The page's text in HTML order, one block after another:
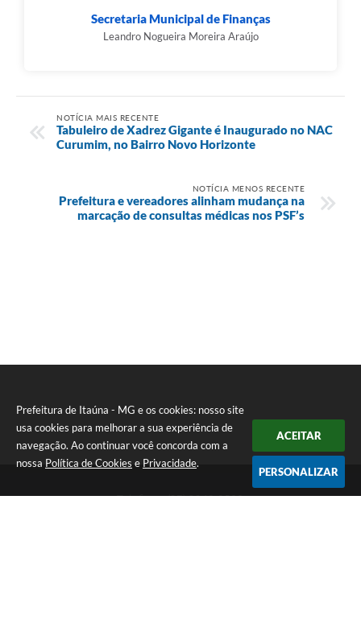
Prefeitura de Itaúna - MG e os cookies: nosso site
usa cookies para melhorar a sua experiência de
navegação. Ao continuar você concorda com a
nossa Política de Cookies e Privacidade.
ACEITAR
PERSONALIZAR
Secretaria Municipal de Finanças
Leandro Nogueira Moreira Araújo
NOTÍCIA MAIS RECENTE
Tabuleiro de Xadrez Gigante é Inaugurado no NAC
Curumim, no Bairro Novo Horizonte
NOTÍCIA MENOS RECENTE
Prefeitura e vereadores alinham mudança na
marcação de consultas médicas nos PSF’s
Telefone: (37) 3249-9500